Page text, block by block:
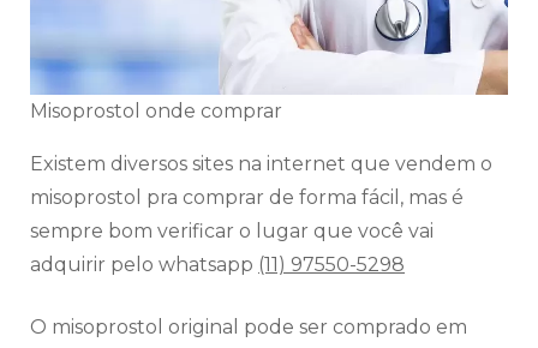
Misoprostol onde comprar
Existem diversos sites na internet que vendem o
misoprostol pra comprar de forma fácil, mas é
sempre bom verificar o lugar que você vai
adquirir pelo whatsapp (11) 97550-5298
O misoprostol original pode ser comprado em